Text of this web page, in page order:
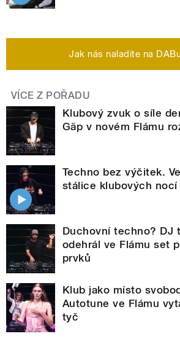
Jak nás naladíte na
VÍCE Z POŘADU
Klubový zvuk o síle
Gäp v novém Flámu
Techno bez výčitek.
stálice klubových nocí
Duchovní techno? DJ
odehrál ve Flámu set
prvků
Klub jako místo
Autotune ve Flámu
tyč